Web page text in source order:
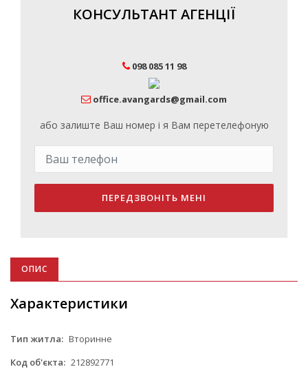
КОНСУЛЬТАНТ АГЕНЦІЇ
098 085 11 98
office.avangards@gmail.com
або залиште Ваш номер і я Вам перетелефоную
ПЕРЕДЗВОНІТЬ МЕНІ
ОПИС
Характеристики
Тип житла: Вторинне
Код об'єкта: 212892771